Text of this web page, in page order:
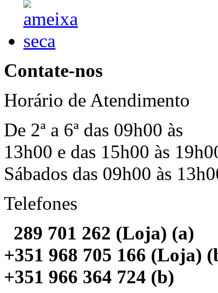
Contate-nos
Horário de Atendimento
De 2ª a 6ª das 09h00 às
13h00 e das 15h00 às
Sábados das 09h00 às
Telefones
289 701 262 (Loja) (a)
+351 968 705 166 (Loja)
+351 966 364 724 (b)